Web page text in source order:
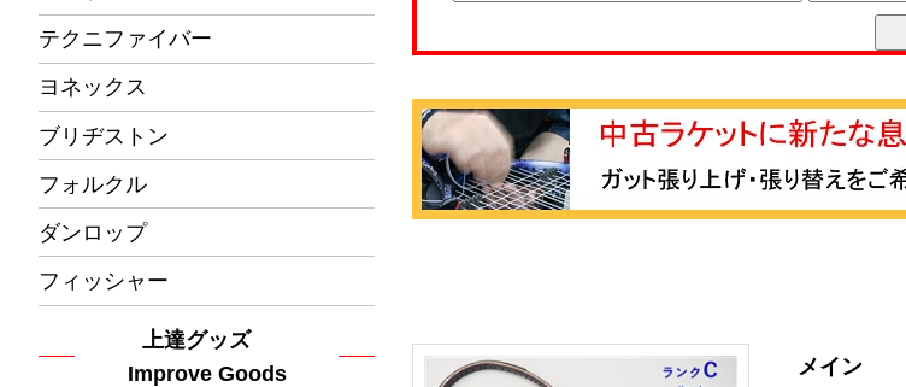
テクニファイバー
ヨネックス
ブリヂストン
フォルクル
ダンロップ
フィッシャー
上達グッズ
Improve Goods
メイン